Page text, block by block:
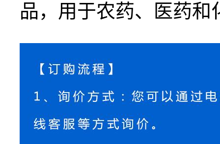
品，用于农药、医药和